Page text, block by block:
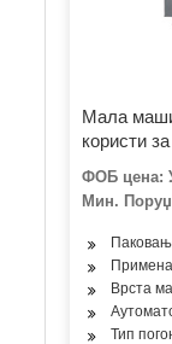
Мала
користи
ФОБ цена:
Мин.
Врста
Тип